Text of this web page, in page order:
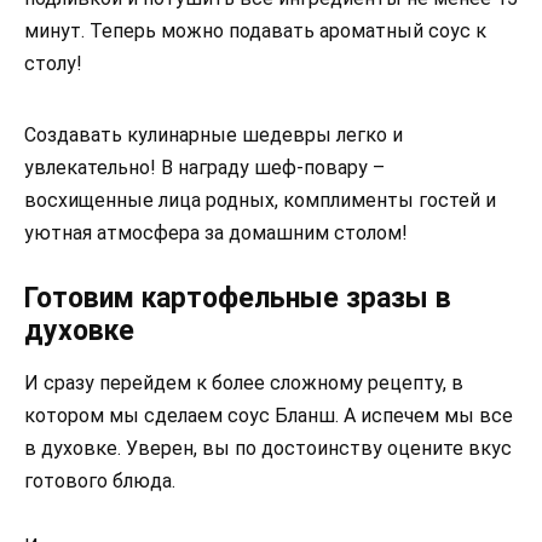
минут. Теперь можно подавать ароматный соус к
столу!
Создавать кулинарные шедевры легко и
увлекательно! В награду шеф-повару –
восхищенные лица родных, комплименты гостей и
уютная атмосфера за домашним столом!
Готовим картофельные зразы в
духовке
И сразу перейдем к более сложному рецепту, в
котором мы сделаем соус Бланш. А испечем мы все
в духовке. Уверен, вы по достоинству оцените вкус
готового блюда.